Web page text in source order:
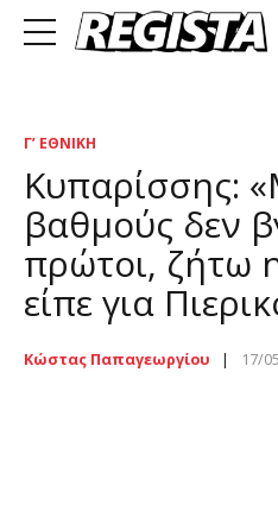
Γ’ ΕΘΝΙΚΉ
Κυπαρίσσης:
βαθμούς δεν
πρώτοι, ζήτω
είπε για
Κώστας Παπαγεωργίου 17/